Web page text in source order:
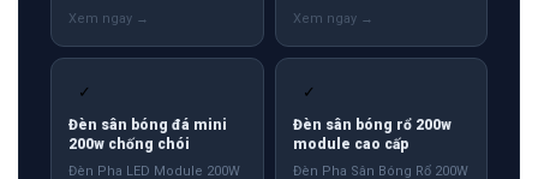
✓
Đèn sân bóng đá mini
200w chống chói
Đèn Pha LED Module 200W
✓
Đèn sân bóng rổ 200w
module cao cấp
Đèn Pha Sân Bóng Rổ 200W